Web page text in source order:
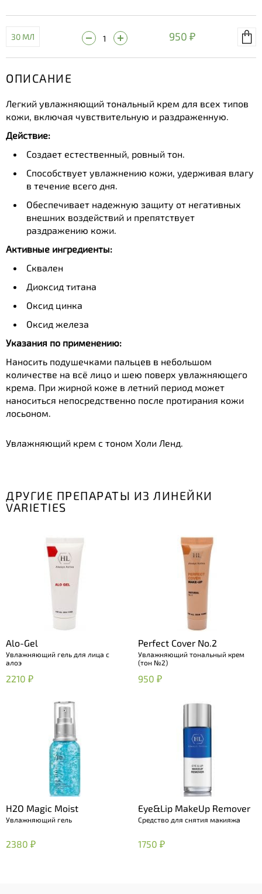
30 МЛ 950 ₽
ОПИСАНИЕ
Легкий увлажняющий тональный крем для всех типов
кожи, включая чувствительную и раздраженную.
Действие:
Создает естественный, ровный тон.
Способствует увлажнению кожи, удерживая влагу
в течение всего дня.
Обеспечивает надежную защиту от негативных
внешних воздействий и препятствует
раздражению кожи.
Активные ингредиенты:
Сквален
Диоксид титана
Оксид цинка
Оксид железа
Указания по применению:
Наносить подушечками пальцев в небольшом
количестве на всё лицо и шею поверх увлажняющего
крема. При жирной коже в летний период может
наноситься непосредственно после протирания кожи
лосьоном.
Увлажняющий крем с тоном Холи Ленд.
ДРУГИЕ ПРЕПАРАТЫ ИЗ ЛИНЕЙКИ
VARIETIES
Alo-Gel
Увлажняющий гель для лица с
алоэ
2210 ₽
Perfect Cover No.2
Увлажняющий тональный крем
(тон №2)
950 ₽
H2O Magic Moist
Увлажняющий гель
2380 ₽
Eye&Lip MakeUp Remover
Средство для снятия макияжа
1750 ₽